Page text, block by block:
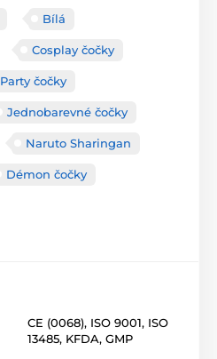
Bílá
Cosplay čočky
Party čočky
Jednobarevné čočky
Naruto Sharingan
Démon čočky
CE (0068), ISO 9001, ISO
13485, KFDA, GMP